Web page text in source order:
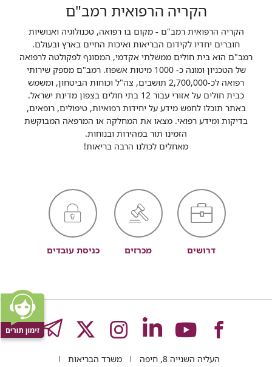
הקריה הרפואית רמב"ם
הקריה הרפואית רמב"ם - מקום בו רפואה, טכנולוגיה ואנושיות
חוברים יחדיו לקידום הבריאות ואיכות החיים בארץ ובעולם.
רמב"ם הוא בית חולים ממשלתי אקדמי, המסונף לפקולטה לרפואה
של הטכניון ומונה כ- 1000 מיטות אשפוז. רמב"ם מספק שירותי
רפואה לכ-2,700,000 תושבים, צה"ל וכוחות הביטחון, ומשמש
כבית חולים על אזורי עבור 12 בתי חולים בצפון מדינת ישראל.
באתר תוכלו לחפש מידע על יחידות רפואיות, טיפולים, רופאים,
בדיקות ומידע רפואי. מצאו את המחלקה או המרפאה המבוקשת
הזמינו תור במהירות ובנוחות.
מאחלים לכולנו הרבה בריאות!
דרושים מכרזים כניסת עובדים
לעמוד
לעמוד
לעמוד
לעמוד
לעמוד
העליה השנייה 8, חיפה
משרד הבריאות